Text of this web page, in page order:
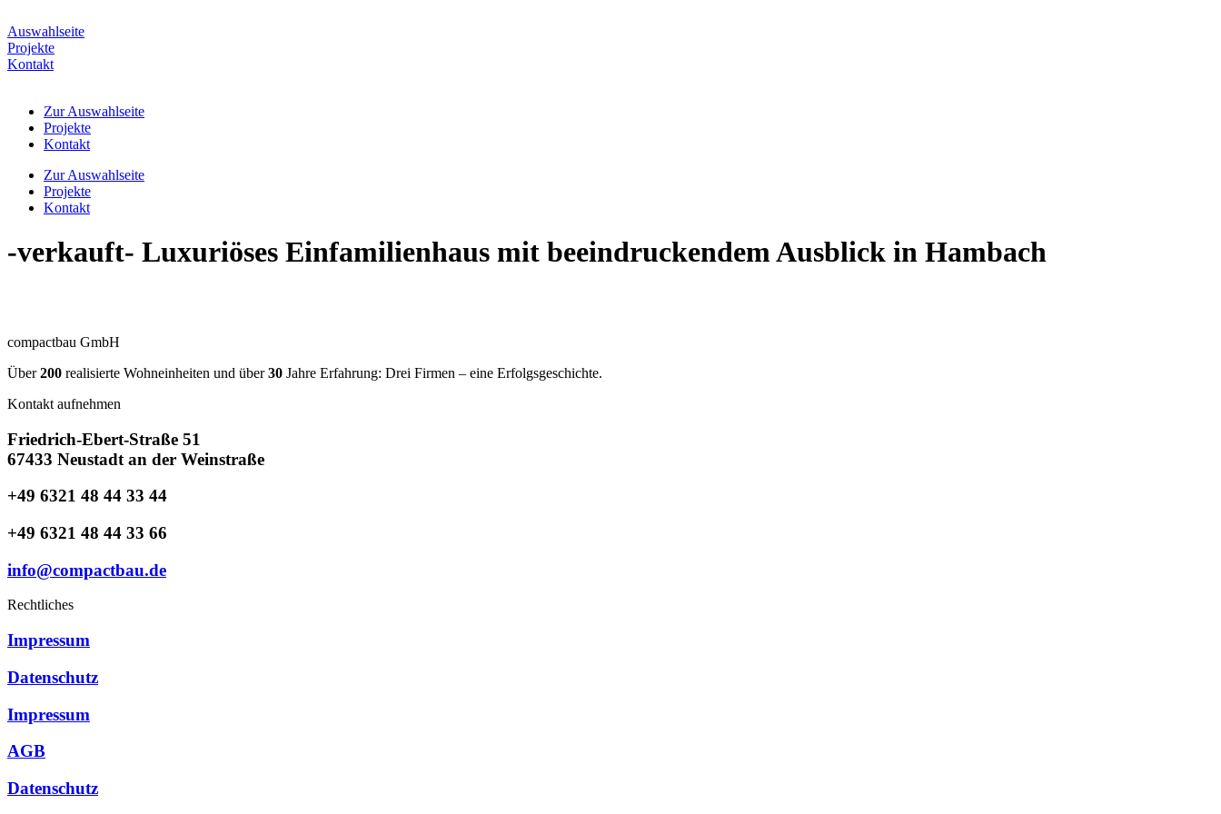
Inhalt
springen
Auswahlseite
Projekte
Kontakt
Zur Auswahlseite
Projekte
Kontakt
Zur Auswahlseite
Projekte
Kontakt
-verkauft- Luxuriöses Einfamilienhaus mit beeindruckendem Ausblick in Hambach
compactbau GmbH
Über200 realisierte Wohneinheiten und über30 Jahre Erfahrung: Drei Firmen – eine Erfolgsgeschichte.
Kontakt aufnehmen
Friedrich-Ebert-Straße 51
67433 Neustadt an der Weinstraße
+49 6321 48 44 33 44
+49 6321 48 44 33 66
info@compactbau.de
Rechtliches
Impressum
Datenschutz
Impressum
AGB
Datenschutz